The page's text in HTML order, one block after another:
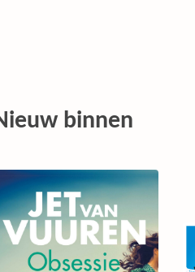
binnen